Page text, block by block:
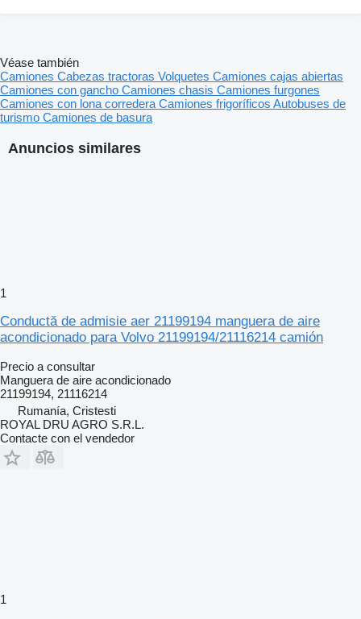
Anuncios similares
1
Conductă de admisie aer 21199194 manguera de aire
acondicionado para Volvo 21199194/21116214 camión
Precio a consultar
Manguera de aire acondicionado
21199194, 21116214
Rumanía, Cristesti
ROYAL DRU AGRO S.R.L.
Contacte con el vendedor
1
Véase también
Camiones Cabezas tractoras Volquetes Camiones cajas abiertas
Camiones con gancho Camiones chasis Camiones furgones
Camiones con lona corredera Camiones frigoríficos Autobuses de
turismo Camiones de basura